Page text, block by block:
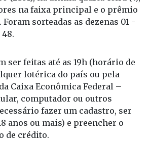
na faixa principal e o prêmio
sorteadas as dezenas 01 -
ser feitas até as 19h (horário de
lotérica do país ou pela
Caixa Econômica Federal –
computador ou outros
fazer um cadastro, ser
anos ou mais) e preencher o
de crédito.